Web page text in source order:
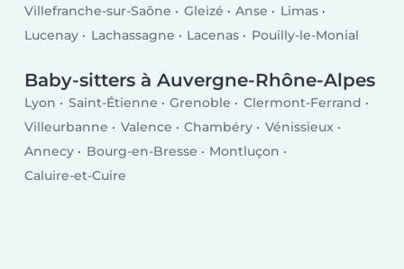
Villefranche-sur-Saône Gleizé Anse
Limas
Lucenay
Lachassagne Lacenas Pouilly-le-Monial
Baby-sitters à Auvergne-Rhône-Alpes
Lyon Saint-Étienne Grenoble
Clermont-Ferrand
Villeurbanne
Valence Chambéry
Vénissieux
Annecy
Bourg-en-Bresse
Montluçon
Caluire-et-Cuire